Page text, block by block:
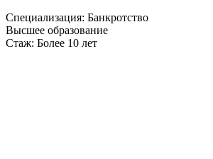
Специализация: Банкротство
Высшее образование
Стаж: Более 10 лет